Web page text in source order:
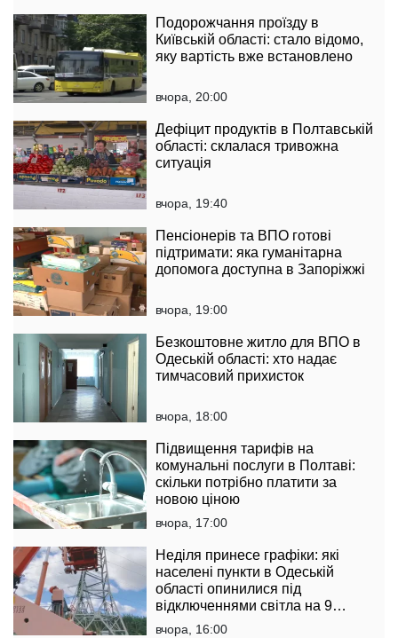
Подорожчання проїзду в
Київській області: стало відомо,
яку вартість вже встановлено
вчора, 20:00
Дефіцит продуктів в Полтавській
області: склалася тривожна
ситуація
вчора, 19:40
Пенсіонерів та ВПО готові
підтримати: яка гуманітарна
допомога доступна в Запоріжжі
вчора, 19:00
Безкоштовне житло для ВПО в
Одеській області: хто надає
тимчасовий прихисток
вчора, 18:00
Підвищення тарифів на
комунальні послуги в Полтаві:
скільки потрібно платити за
новою ціною
вчора, 17:00
Неділя принесе графіки: які
населені пункти в Одеській
області опинилися під
відключеннями світла на 9
серпня
вчора, 16:00